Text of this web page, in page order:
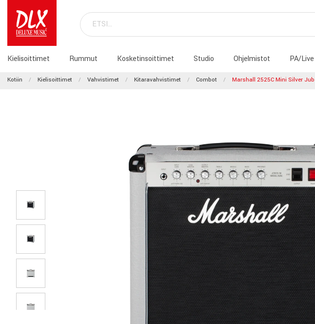
Kielisoittimet Rummut Kosketinsoittimet Studio Ohjelmistot PA/Live
Kotiin Kielisoittimet Vahvistimet Kitaravahvistimet Combot Marshall 2525C Mini Silver Jub